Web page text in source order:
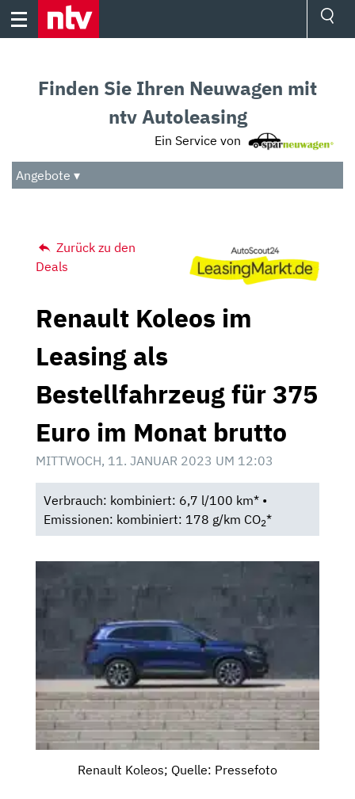
Skip
Audio
Das Beste
Finden Sie Ihren Neuwagen mit
ntv Autoleasing
Ein Service von
Angebote ▾
Zurück zu den
Deals
Renault Koleos im
Leasing als
Bestellfahrzeug für 375
Euro im Monat brutto
MITTWOCH, 11. JANUAR 2023 UM 12:03
Verbrauch: kombiniert: 6,7 l/100 km* •
Emissionen: kombiniert: 178 g/km CO2*
Renault Koleos; Quelle: Pressefoto